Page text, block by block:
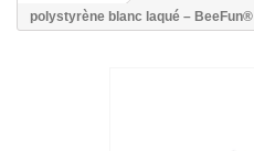
polystyrène blanc laqué – BeeFun®